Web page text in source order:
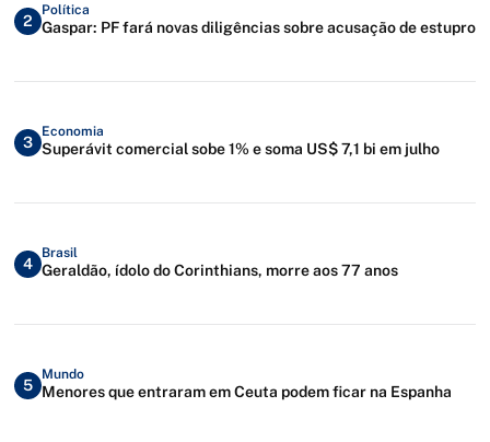
2
Política
Gaspar: PF fará novas diligências sobre acusação de estupro
3
Economia
Superávit comercial sobe 1% e soma US$ 7,1 bi em julho
4
Brasil
Geraldão, ídolo do Corinthians, morre aos 77 anos
5
Mundo
Menores que entraram em Ceuta podem ficar na Espanha